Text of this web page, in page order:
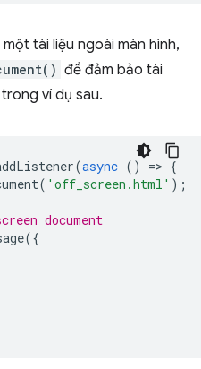
tài liệu ngoài màn hình,
để đảm bảo tài
ví dụ sau.
(async () => {
( 'off_screen.html' );
document
({